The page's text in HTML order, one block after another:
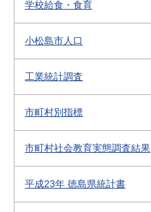
学校給食・食育
小松島市人口
工業統計調査
市町村別指標
市町村社会教育実態調査結果
平成23年 徳島県統計書